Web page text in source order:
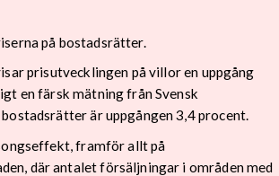
på bostadsrätter.
prisutvecklingen på villor en uppgång
en färsk mätning från Svensk
är uppgången 3,4 procent.
framför allt på
där antalet försäljningar i områden med